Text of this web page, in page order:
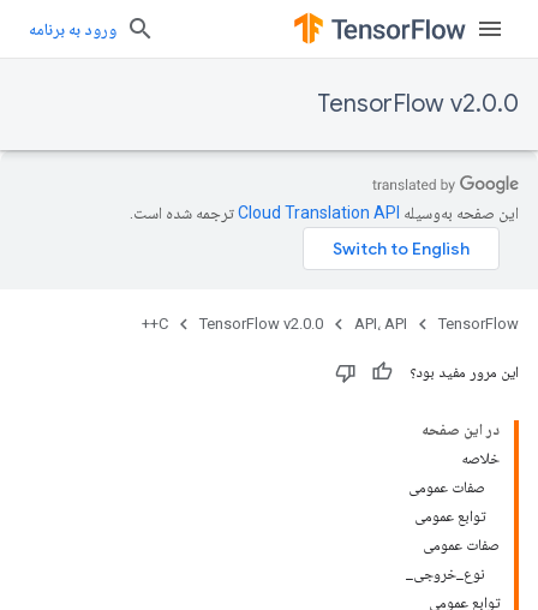
ورود به برنامه
TensorFlow v2.0.0
این صفحه به‌وسیله ترجمه شده است.
TensorFlow API، API TensorFlow v2.0.0
C++
این مرور مفید بود؟
در این صفحه
خلاصه
صفات عمومی
توابع عمومی
صفات عمومی
نوع_خروجی_
توابع عمومی